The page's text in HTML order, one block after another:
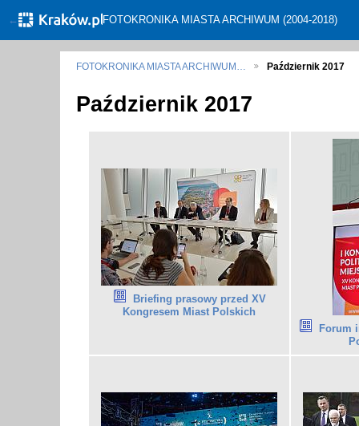
← FOTOKRONIKA MIASTA ARCHIWUM (2004-2018)
FOTOKRONIKA MIASTA ARCHIWUM… Październik 2017
Październik 2017
Briefing prasowy przed XV
Kongresem Miast Polskich
Forum